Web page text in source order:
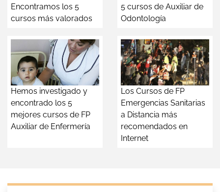
Encontramos los 5
cursos más valorados
5 cursos de Auxiliar de
Odontología
Hemos investigado y
encontrado los 5
mejores cursos de FP
Auxiliar de Enfermería
Los Cursos de FP
Emergencias Sanitarias
a Distancia más
recomendados en
Internet